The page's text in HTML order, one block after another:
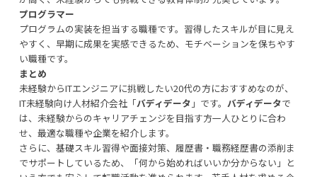
プログラマー
プログラムの実装を担当する職種です。習得したスキルが目に見え
やすく、早期に成果を実感できるため、モチベーションを保ちやす
い職種です。
まとめ
未経験からITエンジニアに挑戦したい20代の方におすすめなのが、
IT未経験向け人材紹介会社「バディデータ 」です。 バディデータで
は、未経験からのキャリアチェンジを目指す方一人ひとりに合わ
せ、最適な職種や企業を紹介します。
さらに、基礎スキル習得や面接対策、履歴書・職務経歴書の添削ま
でサポートしているため、「何から始めればいいか分からない」と